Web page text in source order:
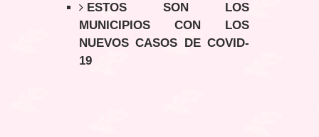
ESTOS SON LOS
MUNICIPIOS CON LOS
NUEVOS CASOS DE COVID-
19